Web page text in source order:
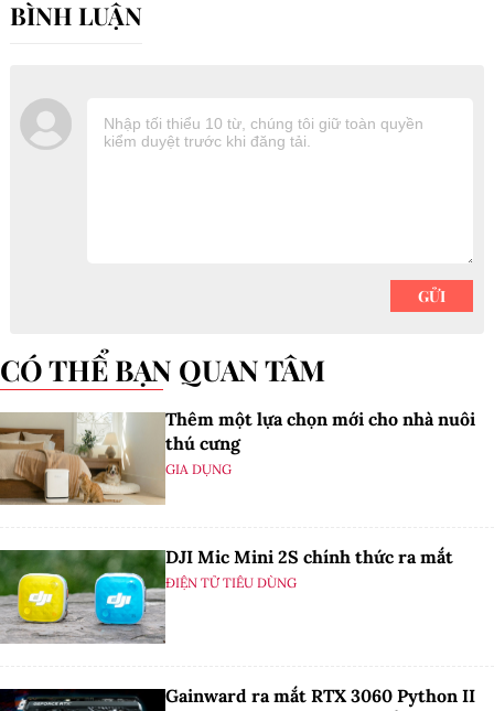
CÓ THỂ BẠN QUAN TÂM
Thêm một lựa chọn mới cho nhà nuôi
thú cưng
GIA DỤNG
DJI Mic Mini 2S chính thức ra mắt
ĐIỆN TỬ TIÊU DÙNG
Gainward ra mắt RTX 3060 Python II